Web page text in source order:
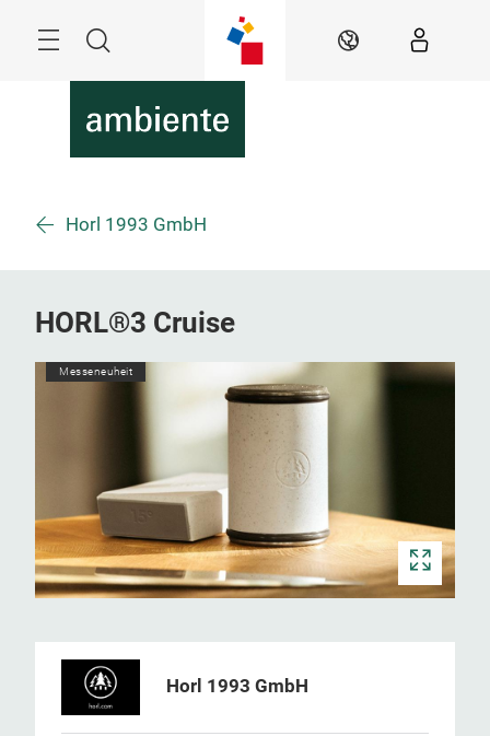
Suche DE
Horl 1993 GmbH
HORL®3 Cruise
Messeneuheit
Horl 1993 GmbH